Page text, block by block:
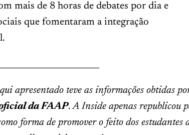
mais de 8 horas de debates por dia e
que fomentaram a integração
apresentado teve as informações obtidas
da FAAP.A Inside apenas republicou
forma de promover o feito dos estudantes